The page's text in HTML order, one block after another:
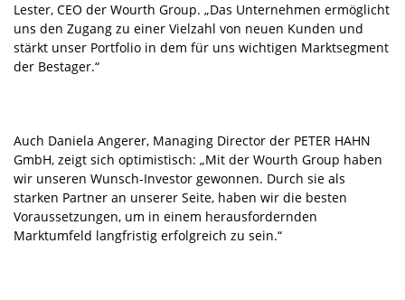
Lester, CEO der Wourth Group. „Das Unternehmen ermöglicht
uns den Zugang zu einer Vielzahl von neuen Kunden und
stärkt unser Portfolio in dem für uns wichtigen Marktsegment
der Bestager.“
Auch Daniela Angerer, Managing Director der PETER HAHN
GmbH, zeigt sich optimistisch: „Mit der Wourth Group haben
wir unseren Wunsch-Investor gewonnen. Durch sie als
starken Partner an unserer Seite, haben wir die besten
Voraussetzungen, um in einem herausfordernden
Marktumfeld langfristig erfolgreich zu sein.“